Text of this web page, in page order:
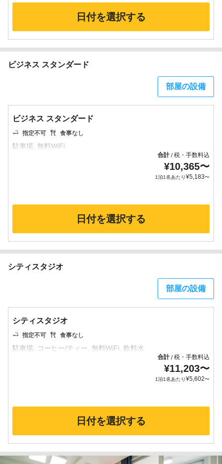
日付を選択する
ビジネス スタンダード
部屋の設備
ビジネス スタンダード
指定不可 食事なし
合計/税・手数料込
¥10,365〜
1泊1名あたり¥5,183〜
日付を選択する
シティスタジオ
部屋の設備
シティスタジオ
指定不可 食事なし
合計/税・手数料込
¥11,203〜
1泊1名あたり¥5,602〜
日付を選択する